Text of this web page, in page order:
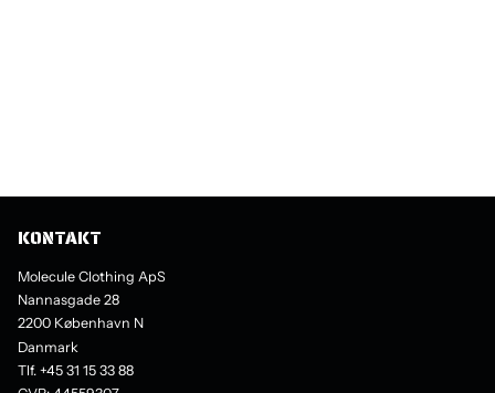
KONTAKT
Molecule Clothing ApS
Nannasgade 28
2200 København N
Danmark
Tlf. +45 31 15 33 88